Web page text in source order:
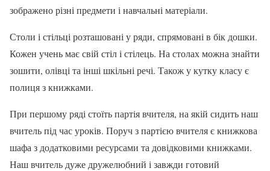
зображено різні предмети і навчальні матеріали.
Столи і стільці розташовані у ряди, спрямовані в бік дошки.
Кожен учень має свій стіл і стілець. На столах можна знайти
зошити, олівці та інші шкільні речі. Також у кутку класу є
полиця з книжками.
При першому ряді стоїть партія вчителя, на якій сидить наш
вчитель під час уроків. Поруч з партією вчителя є книжкова
шафа з додатковими ресурсами та довідковими книжками.
Наш вчитель дуже дружелюбний і завжди готовий